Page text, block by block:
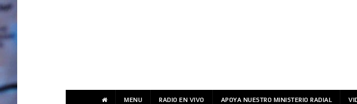
MENU RADIO EN VIVO APOYA NUESTRO MINISTERIO RADIAL